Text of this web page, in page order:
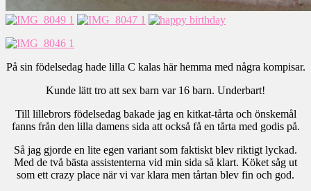
På sin födelsedag hade lilla C kalas här hemma med några kompisar.
Kunde lätt tro att sex barn var 16 barn. Underbart!
Till lillebrors födelsedag bakade jag en kitkat-tårta och önskemål
fanns från den lilla damens sida att också få en tårta med godis på.
Så jag gjorde en lite egen variant som faktiskt blev riktigt lyckad.
Med de två bästa assistenterna vid min sida så klart. Köket såg ut
som ett crazy place när vi var klara men tårtan blev fin och god.